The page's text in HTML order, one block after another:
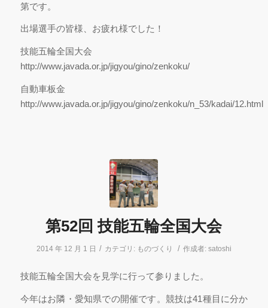
第です。
出場選手の皆様、お疲れ様でした！
技能五輪全国大会
http://www.javada.or.jp/jigyou/gino/zenkoku/
自動車板金
http://www.javada.or.jp/jigyou/gino/zenkoku/n_53/kadai/12.html
第52回 技能五輪全国大会
2014 年 12 月 1 日 / カテゴリ: ものづくり / 作成者: satoshi
技能五輪全国大会を見学に行って参りました。
今年はお隣・愛知県での開催です。競技は41種目に分か